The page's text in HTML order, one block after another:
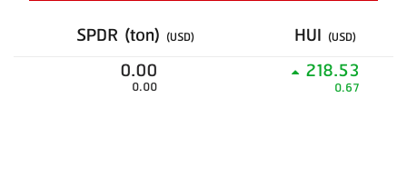
SPDR (ton) (USD) HUI (USD)
0.00
0.00
218.53
0.67